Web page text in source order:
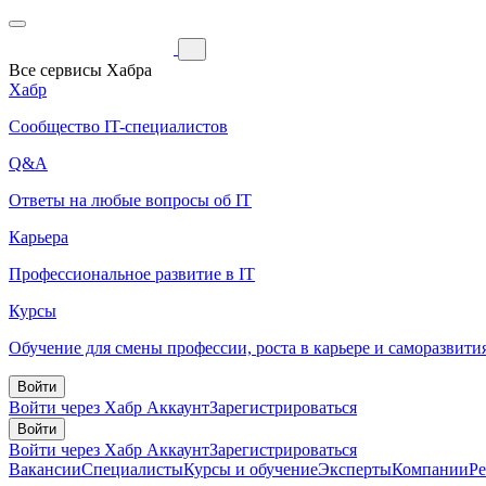
Все сервисы Хабра
Хабр
Сообщество IT-специалистов
Q&A
Ответы на любые вопросы об IT
Карьера
Профессиональное развитие в IT
Курсы
Обучение для смены профессии, роста в карьере и
Войти
Войти через Хабр АккаунтЗарегистрироваться
Войти
Войти через Хабр АккаунтЗарегистрироваться
ВакансииСпециалистыКурсы и обучениеЭкспертыКомпании